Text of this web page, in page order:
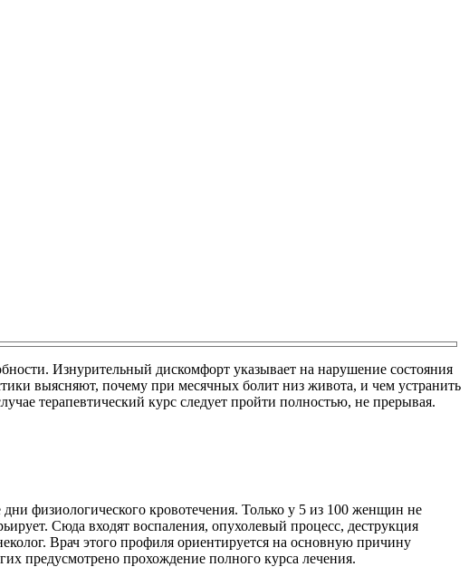
Изнурительный дискомфорт указывает на нарушение состояния
выясняют, почему при месячных болит низ живота, и чем устранить
терапевтический курс следует пройти полностью, не прерывая.
физиологического кровотечения. Только у 5 из 100 женщин не
Сюда входят воспаления, опухолевый процесс, деструкция
Врач этого профиля ориентируется на основную причину
предусмотрено прохождение полного курса лечения.